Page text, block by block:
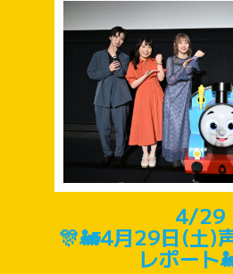
4/29
🎊🚂4月29日(土)
レポート